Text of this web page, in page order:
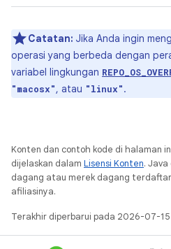
Catatan: Jika Anda ingin
operasi yang berbeda dengan
variabel lingkungan
"macosx", atau "linux".
Konten dan contoh kode di halaman
dijelaskan dalam Lisensi Konten.
dagang atau merek dagang
afiliasinya.
Terakhir diperbarui pada 2026-07-15